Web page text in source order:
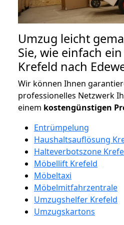
Umzug leicht
Sie, wie einfach
Krefeld nach
Wir können Ihnen
professionelles Netzwerk
einem kostengünstigen
Entrümpelung
Haushaltsauflösung
Halteverbotszone
Möbellift Krefeld
Möbeltaxi
Möbelmitfahrzentrale
Umzugshelfer Krefeld
Umzugskartons